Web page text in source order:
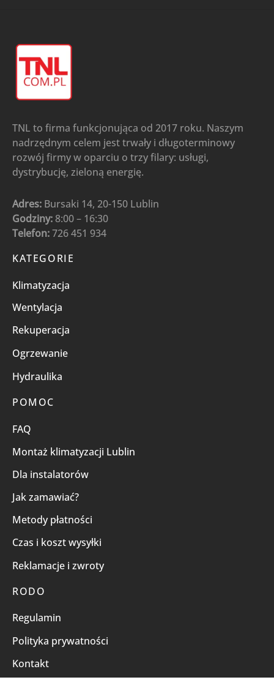
TNL to firma funkcjonująca od 2017 roku. Naszym
nadrzędnym celem jest trwały i długoterminowy
rozwój firmy w oparciu o trzy filary: usługi,
dystrybucję, zieloną energię.
Adres: Bursaki 14, 20-150 Lublin
Godziny: 8:00 – 16:30
Telefon:726 451 934
KATEGORIE
Klimatyzacja
Wentylacja
Rekuperacja
Ogrzewanie
Hydraulika
POMOC
FAQ
Montaż klimatyzacji Lublin
Dla instalatorów
Jak zamawiać?
Metody płatności
Czas i koszt wysyłki
Reklamacje i zwroty
RODO
Regulamin
Polityka prywatności
Kontakt